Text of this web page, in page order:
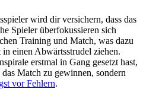
wird dir versichern, dass das
Spieler überfokussieren sich
Training und Match, was dazu
in einen Abwärtsstrudel ziehen.
erstmal in Gang gesetzt hast,
Match zu gewinnen, sondern
vor Fehlern.